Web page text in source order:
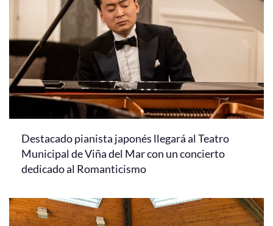
Destacado pianista japonés llegará al Teatro
Municipal de Viña del Mar con un concierto
dedicado al Romanticismo